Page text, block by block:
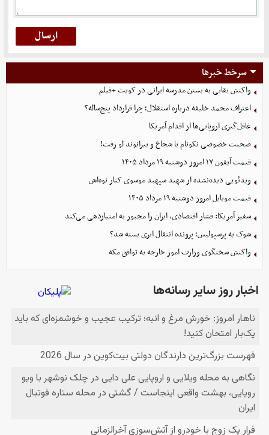
سرخط خبرها
واکنش بقایی به بستن مدرسه ایرانی در کویت +فیلم
اعتراف محمد خلیفه درباره استقلال؛ چرا قرارداد پنج‌ساله؟
غافل‌گیری اروپایی‌ها از اقدام آمریکا
صحبت خصوصی نکونام با شجاع و بیرانوند لو رفت!
قیمت آیفون ۱۷ امروز دوشنبه ۱۹ مرداد ۱۴۰۵
ویدئویی دیده‌نشده از شهید سپهبد موسوی کنار نوه‌اش
قیمت موبایل‌ امروز دوشنبه ۱۹ مرداد ۱۴۰۵
سفیر آمریکا: فشار اقتصادی، ایران را مجبور به امتیازدهی می‌کند
شوک به پرسپولیس؛ پرونده انتقال ایری بسته شد؟
واکنش سخنگوی وزارت امور خارجه به توافق مکه